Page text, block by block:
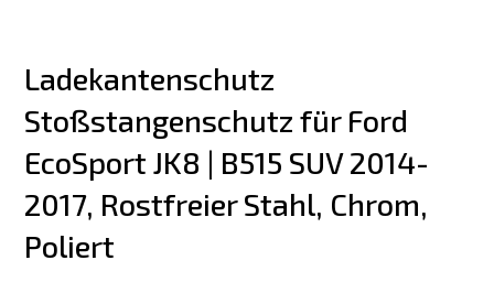
Ladekantenschutz
Stoßstangenschutz für Ford
EcoSport JK8 | B515 SUV 2014-
2017, Rostfreier Stahl, Chrom,
Poliert